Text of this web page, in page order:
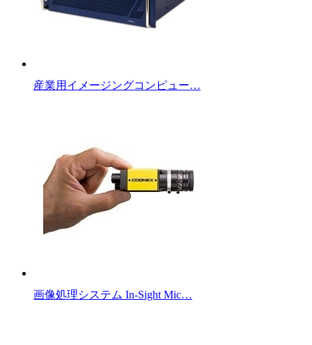
産業用イメージングコンピュー…
画像処理システム In-Sight Mic…